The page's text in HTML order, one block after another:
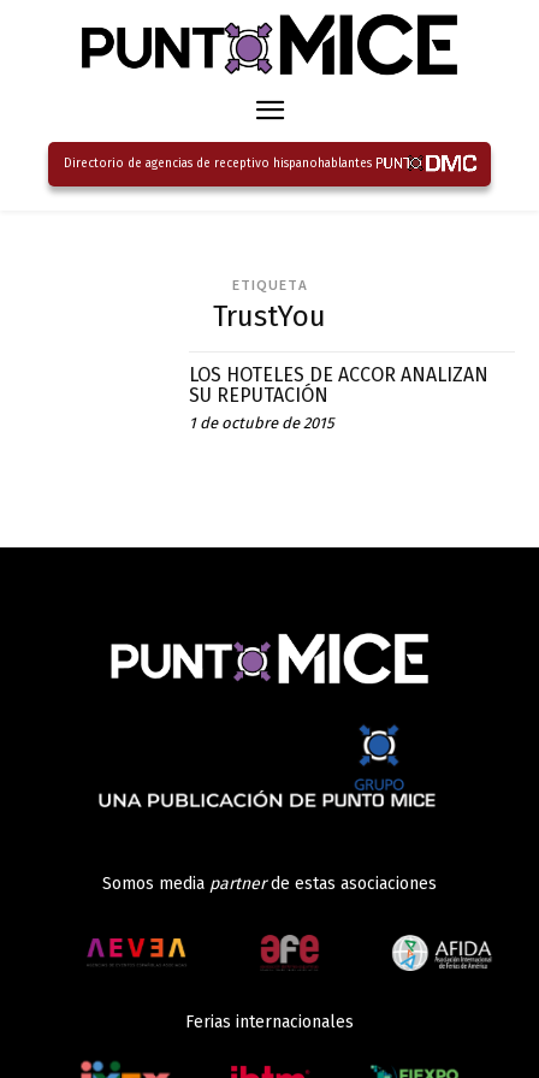
Directorio de agencias de receptivo hispanohablantes
ETIQUETA
TrustYou
LOS HOTELES DE ACCOR ANALIZAN
SU REPUTACIÓN
1 de octubre de 2015
Somos media partnerde estas asociaciones
Ferias internacionales